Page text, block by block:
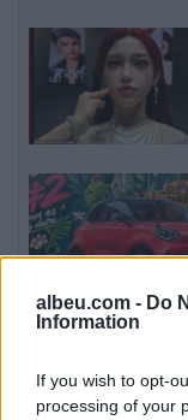
albeu.com - Do
Information
If you wish to opt-
processing of your